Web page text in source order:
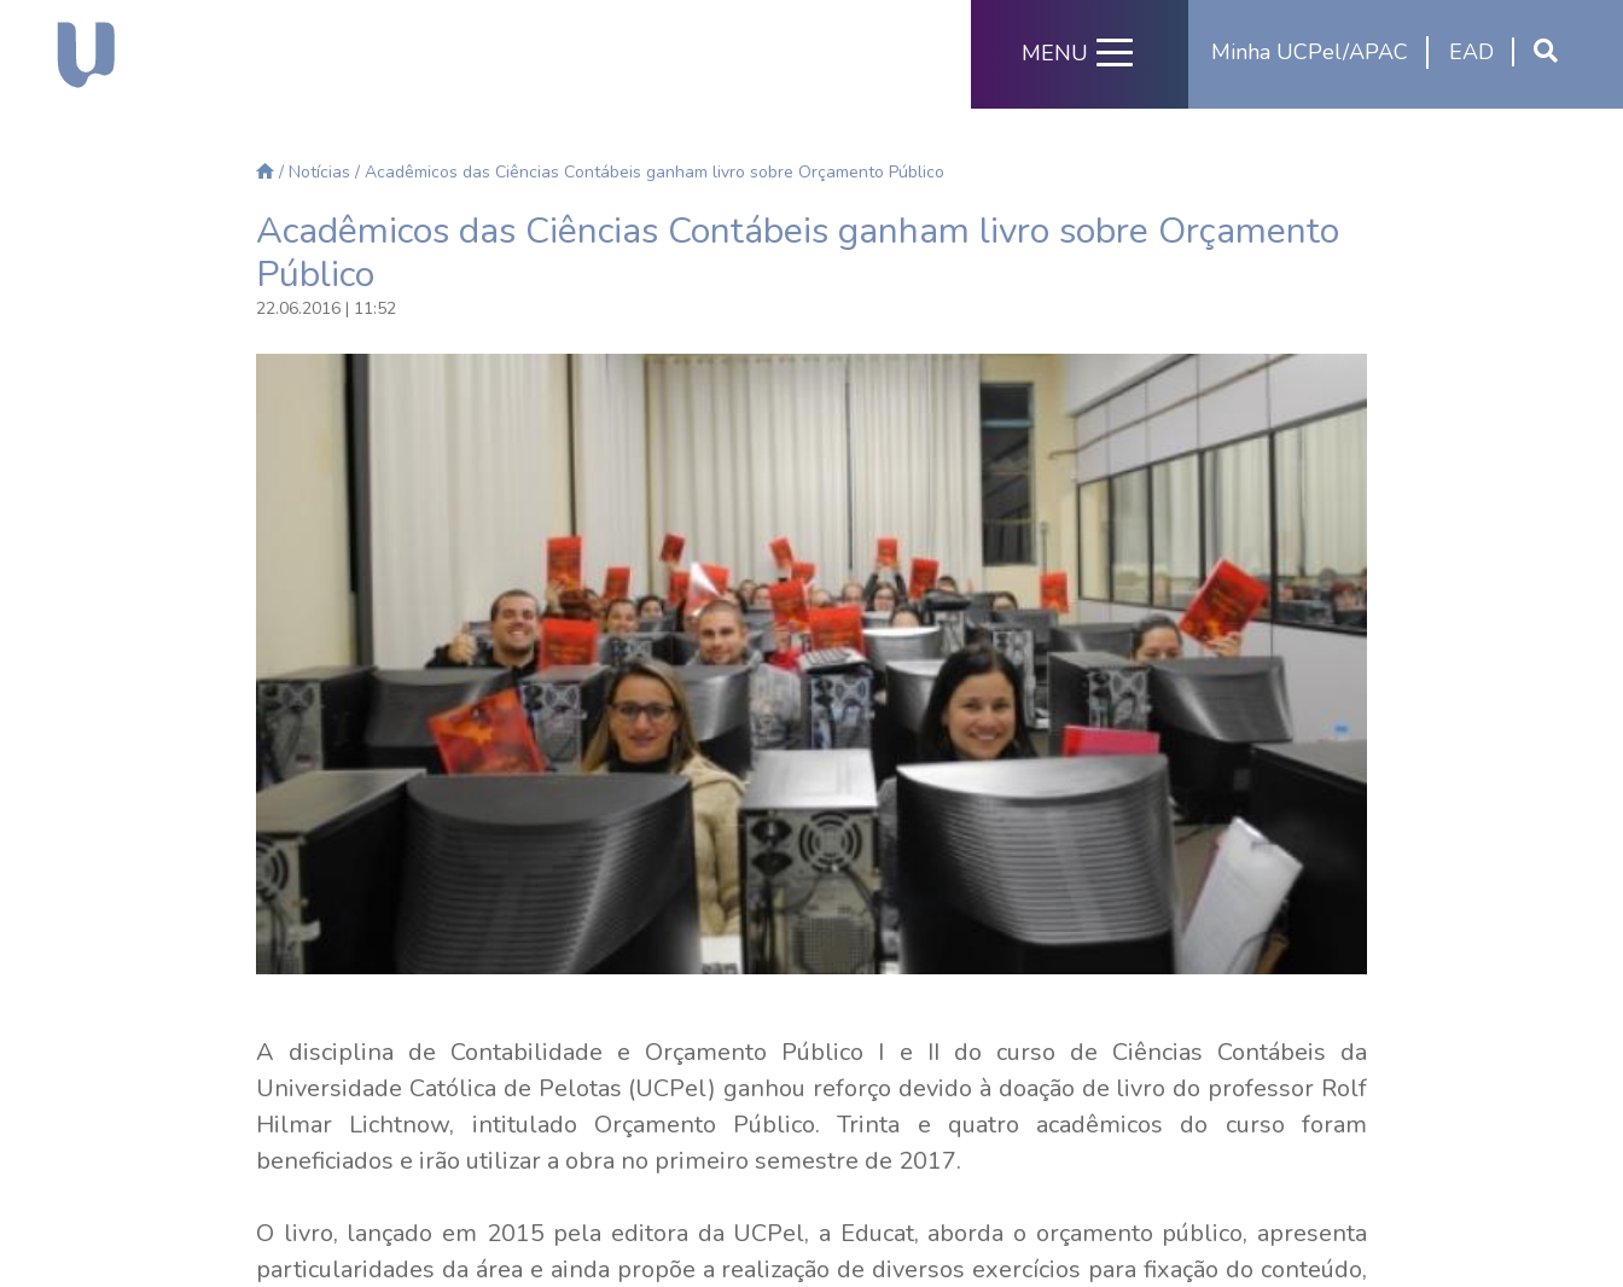
Minha UCPel/APAC EAD
MENU
/ Notícias / Acadêmicos das Ciências Contábeis ganham livro sobre Orçamento Público
Acadêmicos das Ciências Contábeis ganham livro sobre Orçamento
Público
22.06.2016 | 11:52
A disciplina de Contabilidade e Orçamento Público I e II do curso de Ciências Contábeis da
Universidade Católica de Pelotas (UCPel) ganhou reforço devido à doação de livro do professor Rolf
Hilmar Lichtnow, intitulado Orçamento Público. Trinta e quatro acadêmicos do curso foram
beneficiados e irão utilizar a obra no primeiro semestre de 2017.
O livro, lançado em 2015 pela editora da UCPel, a Educat, aborda o orçamento público, apresenta
particularidades da área e ainda propõe a realização de diversos exercícios para fixação do conteúdo,